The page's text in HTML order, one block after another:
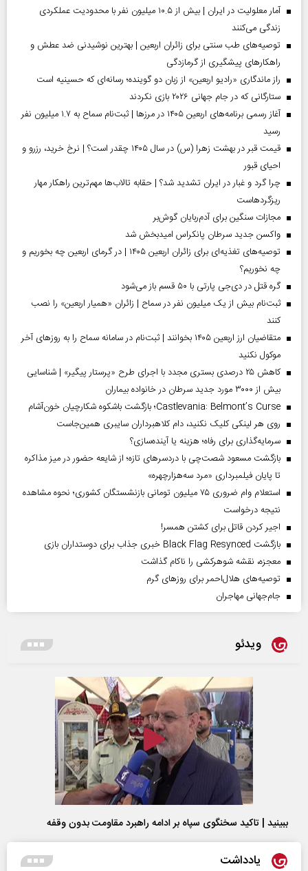
آمار معلولیت در ایران | بیش از ۱۰.۵ میلیون نفر با محدودیت عملکردی
زندگی می‌کنند
توصیه‌های طب سنتی برای زائران اربعین | بهترین نوشیدنی ضد عطش و
راهکارهای پیشگیری از گرمازدگی
راز ماندگاری «رادیو اربعین» از زبان دو گوینده؛ رسانه‌ای که حسینیه است
ستارگانی که در جام جهانی ۲۰۲۶ بازی نکردند
آغاز رسمی برنامه‌های اربعین ۱۴۰۵ در مرز‌ها | ثبت‌نام سماح به ۱.۷ میلیون نفر
رسید
قیمت قبر در بهشت زهرا (س) در سال ۱۴۰۵ چقدر است؟ | نرخ خرید، رزرو و
احیای قبور
چرا گرد و غبار در ایران تشدید شد؟ | حقابه تالاب‌ها مهم‌ترین راهکار مهار
ریزگردهاست
مجازات سنگین برای آدم‌ربایان گوش‌بر
واکسن جدید سرطان پانکراس امیدبخش شد
توصیه‌های تغذیه‌ای برای زائران اربعین ۱۴۰۵ | در گرمای اربعین چه بخوریم و
چه نخوریم؟
گره قتل در دی‌جی پارتی با ۵۰ قسم باز می‌شود
ثبت‌نام بیش از یک میلیون نفر در سماح | زائران «همیار اربعین» را نصب
کنند
متقاضیان ارز اربعین ۱۴۰۵ بخوانند | ثبت‌نام در سامانه سماح را به روز‌های آخر
موکول نکنید
کاهش ۲۵ درصدی بستری مجدد با اجرای طرح «پرستار پیگیر» | شناسایی
بیش از ۳۰۰۰ مورد جدید سرطان در خانواده بیماران
Castlevania: Belmont’s Curse؛ بازگشت باشکوه شکارچیان خون‌آشام
روی هر لینکی کلیک نکنید، دام کلاهبرداران سایبری همین‌جاست
سرمایه‌گذاری برای رفاه؛ هزینه یا آینده‌سازی؟
بازگشت مسعود شصت‌چی با دردسر‌های تازه؛ از شایعه حضور در میز مذاکره
تا پایان فیلمبرداری «مرد سه‌هزارچهره»
استعلام وام ضروری ۷۵ میلیون تومانی بازنشستگان کشوری؛ نحوه مشاهده
نتیجه درخواست
اجیر کردن قاتل برای کشتن همسر!
بازگشت Black Flag Resynced خبری جذاب برای دوستداران بازی
معجزه، نقشه شوهرکشی را ناکام گذاشت
توصیه‌های هلال‌احمر برای روز‌های گرم
جام‌جهانی مهاجران
ویدئو
ببینید | تاکید سخنگوی سپاه بر ادامه راهبرد مقاومت بدون وقفه
یادداشت